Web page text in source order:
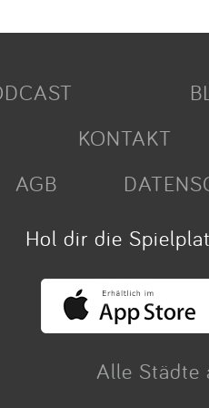
KONTAKT
AGB
Hol dir die
Alle Städte